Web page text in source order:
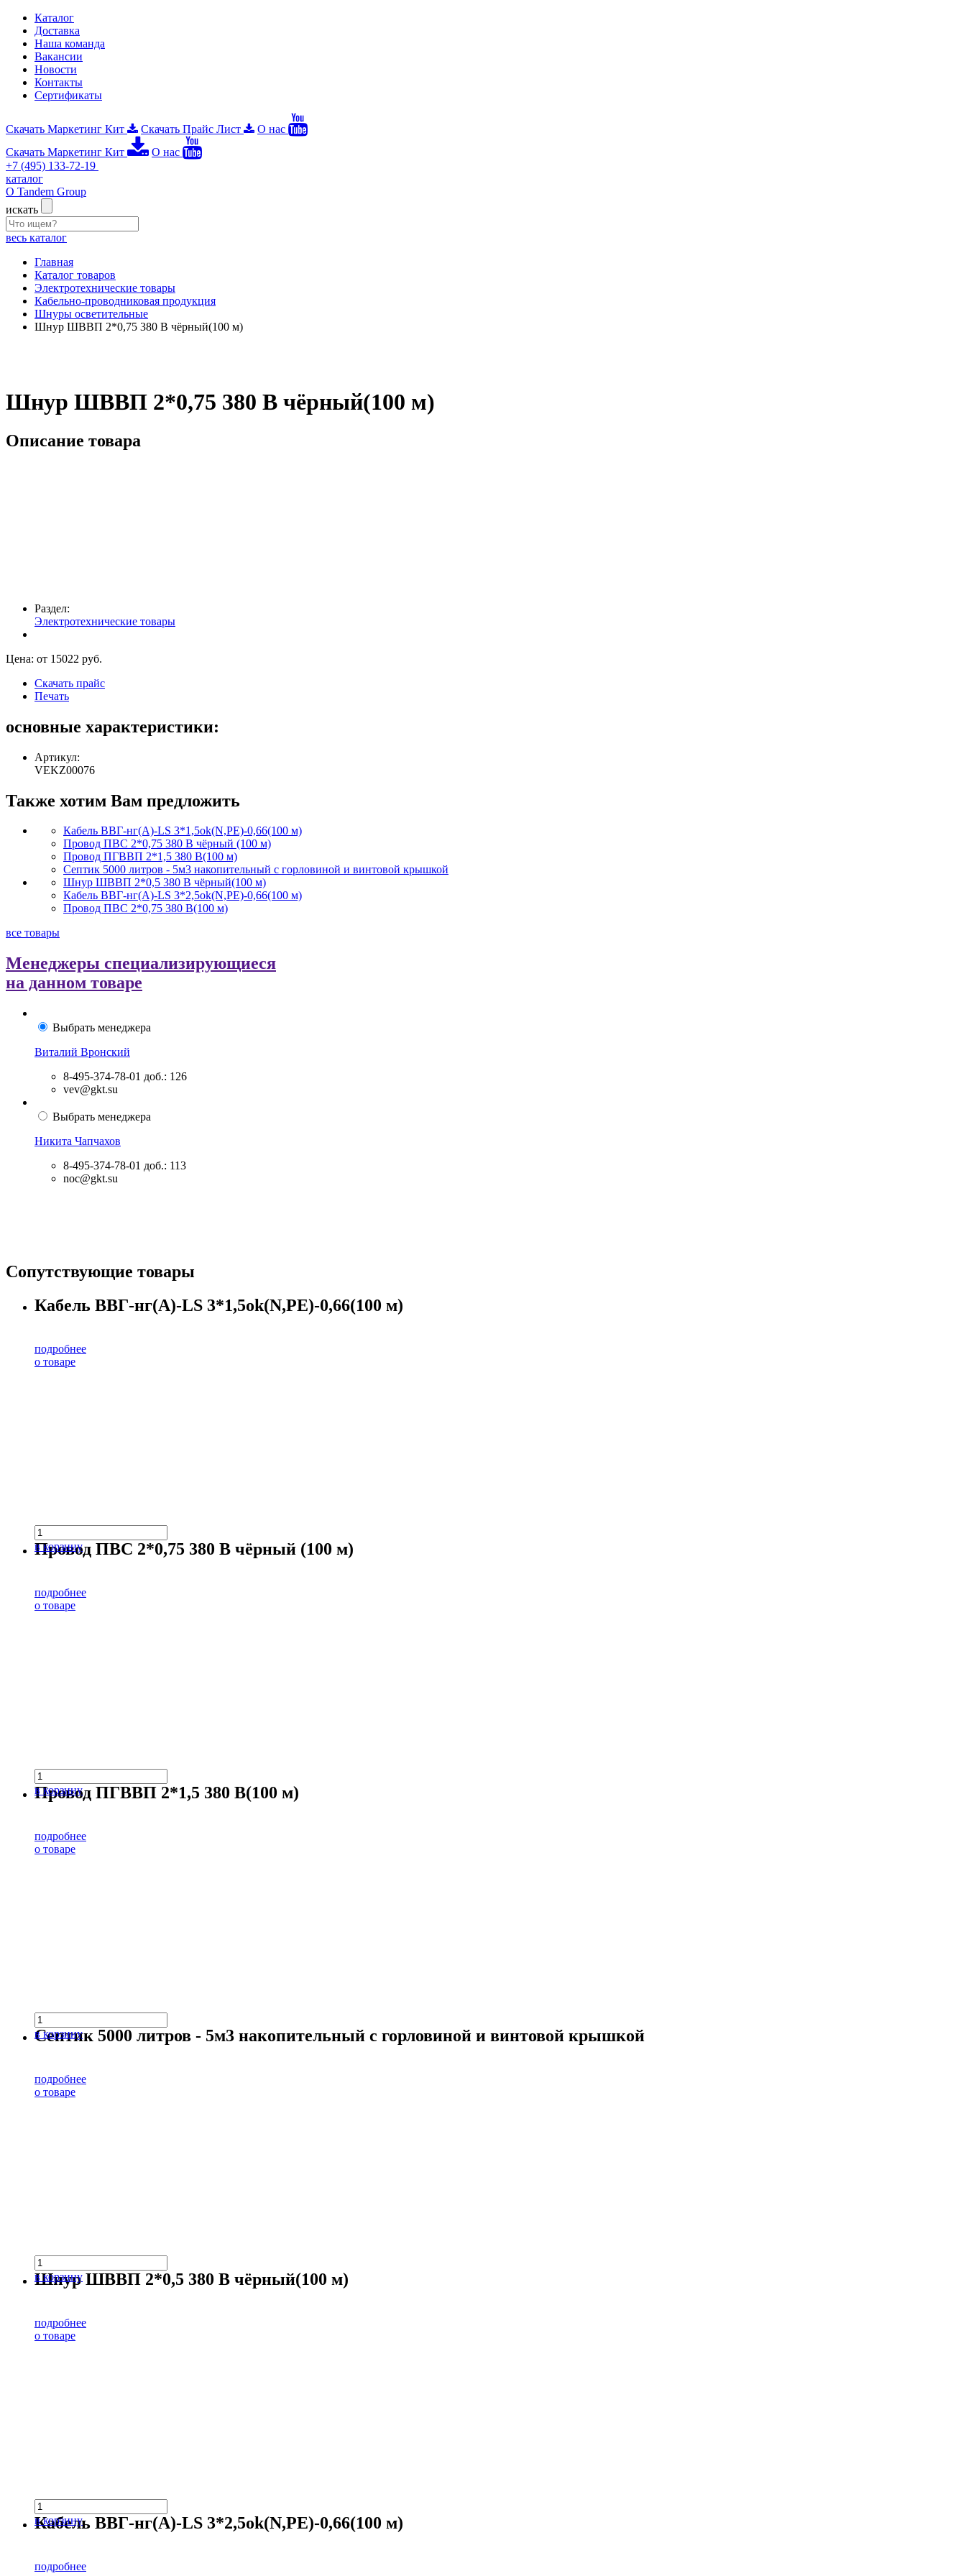
Каталог
Доставка
Наша команда
Вакансии
Новости
Контакты
Сертификаты
Скачать Маркетинг Кит Скачать Прайс Лист
О нас
Скачать Маркетинг Кит
О нас
+7 (495) 133-72-19
каталог
О Tandem Group
искать
весь каталог
Главная
Каталог товаров
Электротехнические товары
Кабельно-проводниковая продукция
Шнуры осветительные
Шнур ШВВП 2*0,75 380 В чёрный(100 м)
Шнур ШВВП 2*0,75 380 В чёрный(100 м)
Описание товара
Раздел:
Электротехнические товары
Цена: от 15022 руб.
Скачать прайс
Печать
основные характеристики:
Артикул:
VEKZ00076
Также хотим Вам предложить
Кабель ВВГ-нг(А)-LS 3*1,5ok(N,PE)-0,66(100 м)
Провод ПВС 2*0,75 380 В чёрный (100 м)
Провод ПГВВП 2*1,5 380 В(100 м)
Септик 5000 литров - 5м3 накопительный с горловиной и винтовой крышкой
Шнур ШВВП 2*0,5 380 В чёрный(100 м)
Кабель ВВГ-нг(А)-LS 3*2,5ok(N,PE)-0,66(100 м)
Провод ПВС 2*0,75 380 В(100 м)
все товары
Менеджеры специализирующиеся
на данном товаре
Выбрать менеджера
Виталий Вронский
8-495-374-78-01 доб.: 126
vev@gkt.su
Выбрать менеджера
Никита Чапчахов
8-495-374-78-01 доб.: 113
noc@gkt.su
Сопутствующие товары
Кабель ВВГ-нг(А)-LS 3*1,5ok(N,PE)-0,66(100 м)
подробнее
о товаре
в корзину
Провод ПВС 2*0,75 380 В чёрный (100 м)
подробнее
о товаре
в корзину
Провод ПГВВП 2*1,5 380 В(100 м)
подробнее
о товаре
в корзину
Септик 5000 литров - 5м3 накопительный с горловиной и винтовой крышкой
подробнее
о товаре
в корзину
Шнур ШВВП 2*0,5 380 В чёрный(100 м)
подробнее
о товаре
в корзину
Кабель ВВГ-нг(А)-LS 3*2,5ok(N,PE)-0,66(100 м)
подробнее